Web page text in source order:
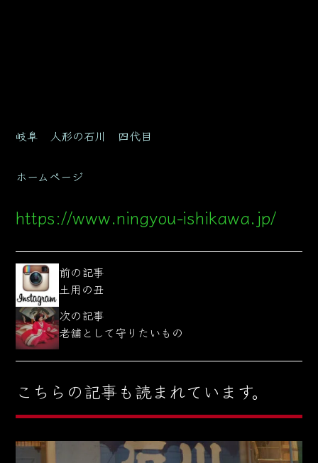
岐阜 人形の石川 四代目
ホームページ
https://www.ningyou-ishikawa.jp/
前の記事
土用の丑
次の記事
老舗として守りたいもの
こちらの記事も読まれています。